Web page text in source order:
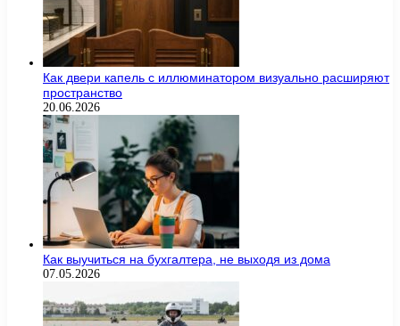
Как двери капель с иллюминатором визуально расширяют
пространство
20.06.2026
Как выучиться на бухгалтера, не выходя из дома
07.05.2026